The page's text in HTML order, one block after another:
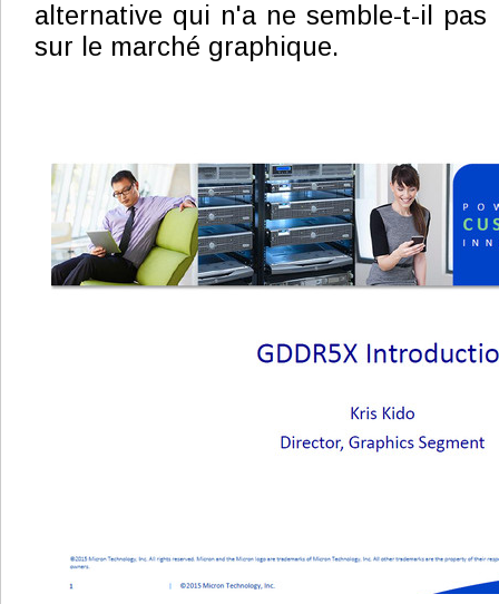
alternative qui n'a ne semble-t-il pas
sur le marché graphique.